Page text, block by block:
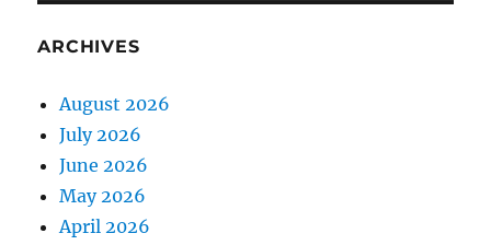
ARCHIVES
August 2026
July 2026
June 2026
May 2026
April 2026